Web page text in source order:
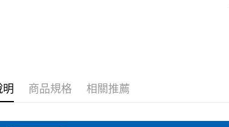
明 商品規格 相關推薦